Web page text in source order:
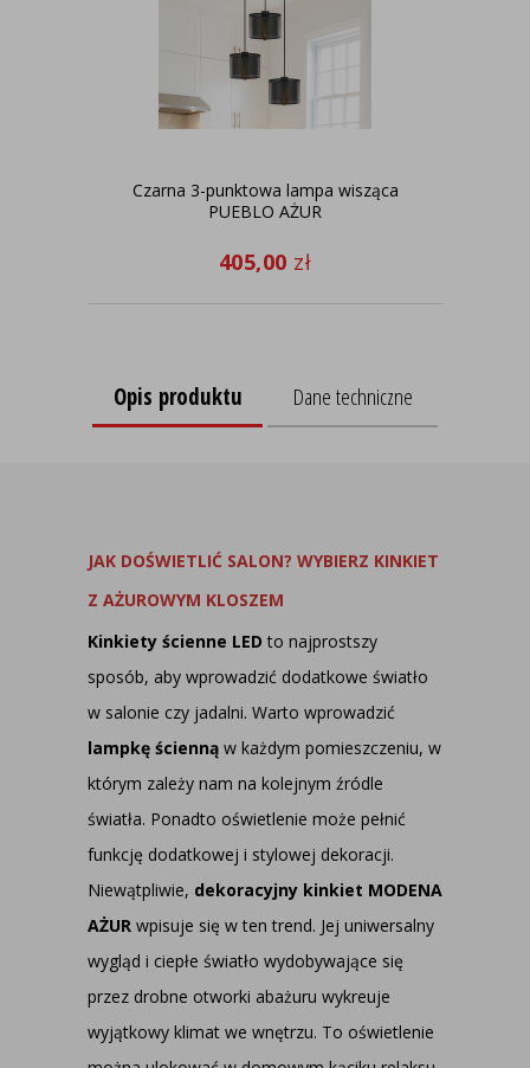
Czarna 3-punktowa lampa wisząca
PUEBLO AŻUR
405,00 zł
Opis produktu Dane techniczne
JAK DOŚWIETLIĆ SALON? WYBIERZ KINKIET
Z AŻUROWYM KLOSZEM
Kinkiety ścienne LED to najprostszy
sposób, aby wprowadzić dodatkowe światło
w salonie czy jadalni. Warto wprowadzić
lampkę ścienną w każdym pomieszczeniu, w
którym zależy nam na kolejnym źródle
światła. Ponadto oświetlenie może pełnić
funkcję dodatkowej i stylowej dekoracji.
Niewątpliwie, dekoracyjny kinkiet MODENA
AŻUR wpisuje się w ten trend. Jej uniwersalny
wygląd i ciepłe światło wydobywające się
przez drobne otworki abażuru wykreuje
wyjątkowy klimat we wnętrzu. To oświetlenie